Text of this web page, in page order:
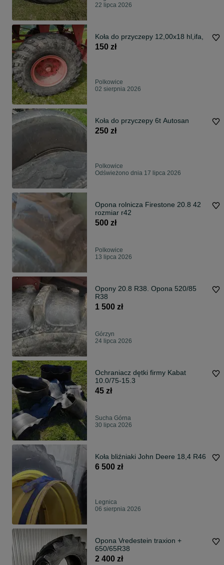
22 lipca 2026
Koła do przyczepy 12,00x18 hl,ifa,
150 zł
Polkowice
02 sierpnia 2026
Koła do przyczepy 6t Autosan
250 zł
Polkowice
Odświeżono dnia 17 lipca 2026
Opona rolnicza Firestone 20.8 42
rozmiar r42
500 zł
Polkowice
13 lipca 2026
Opony 20.8 R38. Opona 520/85
R38
1 500 zł
Górzyn
24 lipca 2026
Ochraniacz dętki firmy Kabat
10.0/75-15.3
45 zł
Sucha Górna
30 lipca 2026
Koła bliźniaki John Deere 18,4 R46
6 500 zł
Legnica
06 sierpnia 2026
Opona Vredestein traxion +
650/65R38
2 400 zł